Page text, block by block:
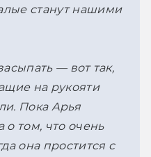
станут нашими
— вот так,
на рукояти
Пока Арья
о том, что очень
она простится с